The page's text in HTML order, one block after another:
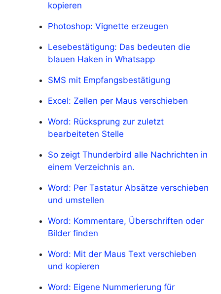
kopieren
Photoshop: Vignette erzeugen
Lesebestätigung: Das bedeuten die
blauen Haken in Whatsapp
SMS mit Empfangsbestätigung
Excel: Zellen per Maus verschieben
Word: Rücksprung zur zuletzt
bearbeiteten Stelle
So zeigt Thunderbird alle Nachrichten in
einem Verzeichnis an.
Word: Per Tastatur Absätze verschieben
und umstellen
Word: Kommentare, Überschriften oder
Bilder finden
Word: Mit der Maus Text verschieben
und kopieren
Word: Eigene Nummerierung für